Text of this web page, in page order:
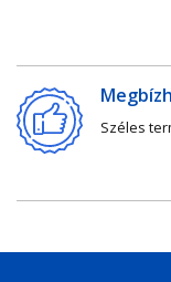
Széles